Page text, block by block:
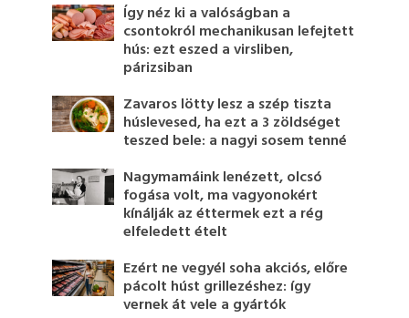
Így néz ki a valóságban a
csontokról mechanikusan lefejtett
hús: ezt eszed a virsliben,
párizsiban
Zavaros lötty lesz a szép tiszta
húslevesed, ha ezt a 3 zöldséget
teszed bele: a nagyi sosem tenné
Nagymamáink lenézett, olcsó
fogása volt, ma vagyonokért
kínálják az éttermek ezt a rég
elfeledett ételt
Ezért ne vegyél soha akciós, előre
pácolt húst grillezéshez: így
vernek át vele a gyártók